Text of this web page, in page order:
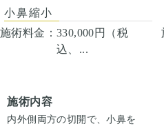
小鼻縮小
施術料金： 330,000円（税
込、...
施術内容
内外側両方の切開で、小鼻を